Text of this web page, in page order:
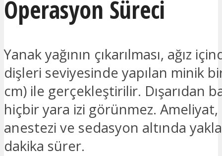
Operasyon Süreci
Yanak yağının çıkarılması, ağız
dişleri seviyesinde yapılan minik
cm) ile gerçekleştirilir. Dışarıdan
hiçbir yara izi görünmez.
anestezi ve sedasyon altında
dakika sürer.